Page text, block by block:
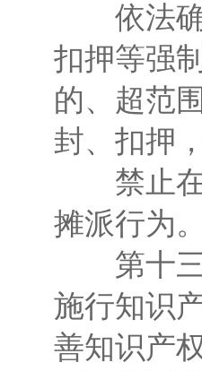
依法确
扣押等强
的、超范
封、扣押
禁止在
摊派行为
第十三
施行知识
善知识产